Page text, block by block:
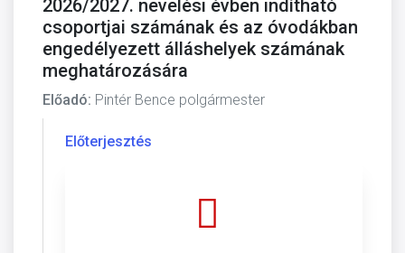
2026/2027. nevelési évben indítható
csoportjai számának és az óvodákban
engedélyezett álláshelyek számának
meghatározására
Előadó: Pintér Bence polgármester
Előterjesztés